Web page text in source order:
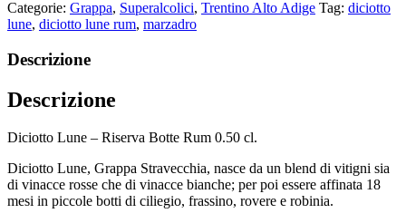
Categorie: Grappa, Superalcolici, Trentino Alto Adige Tag: diciotto
lune, diciotto lune rum, marzadro
Descrizione
Descrizione
Diciotto Lune – Riserva Botte Rum 0.50 cl.
Diciotto Lune, Grappa Stravecchia, nasce da un blend di vitigni sia
di vinacce rosse che di vinacce bianche; per poi essere affinata 18
mesi in piccole botti di ciliegio, frassino, rovere e robinia.